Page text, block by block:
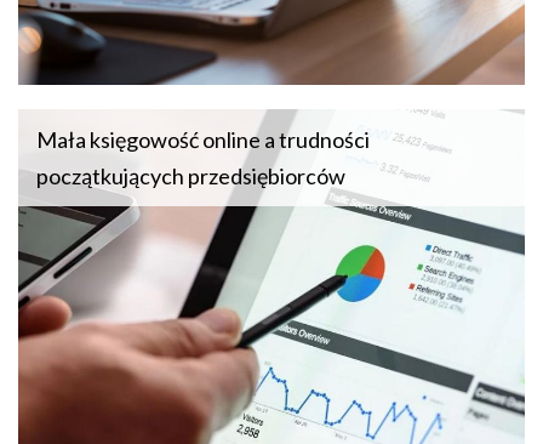
Mała księgowość online a trudności
początkujących przedsiębiorców